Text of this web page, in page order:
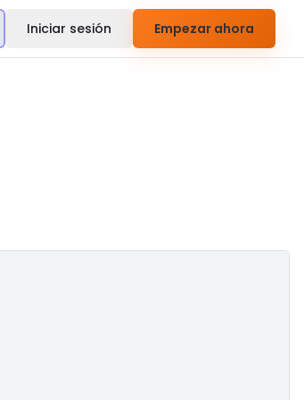
Iniciar sesión Empezar ahora